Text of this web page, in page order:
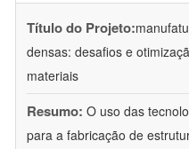
Título do Projeto:
densas: desafios e
materiais
Resumo: O uso das
para a fabricação de